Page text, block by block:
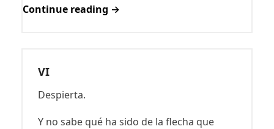
Continue reading →
VI
Despierta.
Y no sabe qué ha sido de la flecha que